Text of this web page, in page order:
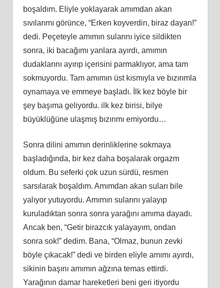
boşaldım. Eliyle yoklayarak amımdan akan
sıvılarımı görünce, “Erken koyverdin, biraz dayan!”
dedi. Peçeteyle amımın sularını iyice sildikten
sonra, iki bacağımı yanlara ayırdı, amımın
dudaklarını ayırıp içerisini parmaklıyor, ama tam
sokmuyordu. Tam amımın üst kısmıyla ve bızırımla
oynamaya ve emmeye başladı. İlk kez böyle bir
şey başıma geliyordu. ilk kez birisi, bilye
büyüklüğüne ulaşmış bızırımı emiyordu…
Sonra dilini amımın derinliklerine sokmaya
başladığında, bir kez daha boşalarak orgazm
oldum. Bu seferki çok uzun sürdü, resmen
sarsılarak boşaldım. Amımdan akan suları bile
yalıyor yutuyordu. Amımın sularını yalayıp
kuruladıktan sonra sonra yarağını amıma dayadı.
Ancak ben, “Getir birazcık yalayayım, ondan
sonra sok!” dedim. Bana, “Olmaz, bunun zevki
böyle çıkacak!” dedi ve birden eliyle amımı ayırdı,
sikinin başını amımın ağzına temas ettirdi.
Yarağının damar hareketleri beni geri itiyordu